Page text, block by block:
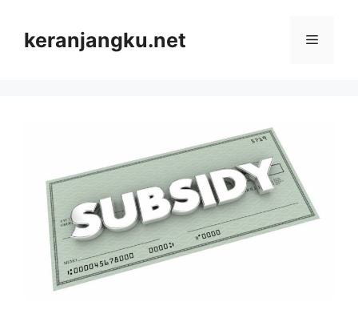
contentkeranjangku.net Menu